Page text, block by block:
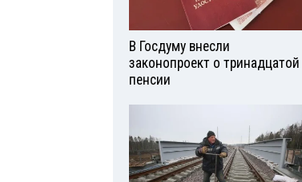
В Госдуму внесли
законопроект о тринадцатой
пенсии